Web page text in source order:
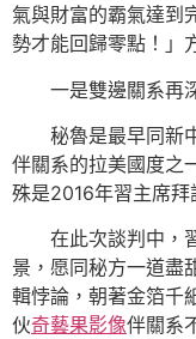
氣與財富的霸氣達到
勢才能回歸零點！」
一是雙邊關系再
秘魯是最早同新
伴關系的拉美國度之
殊是2016年習主席拜
在此次談判中，
景，愿同秘方一道盡
輯悖論，朝著金箔千
伙奇藝果影像伴關系